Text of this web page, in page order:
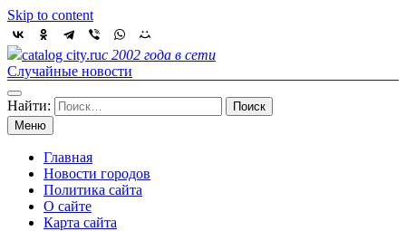
Skip to content
catalog city.ruс 2002 года в сети
Случайные новости
Найти:
Меню
Главная
Новости городов
Политика сайта
О сайте
Карта сайта